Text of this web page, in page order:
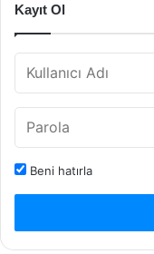
Kayıt Ol
Beni hatırla